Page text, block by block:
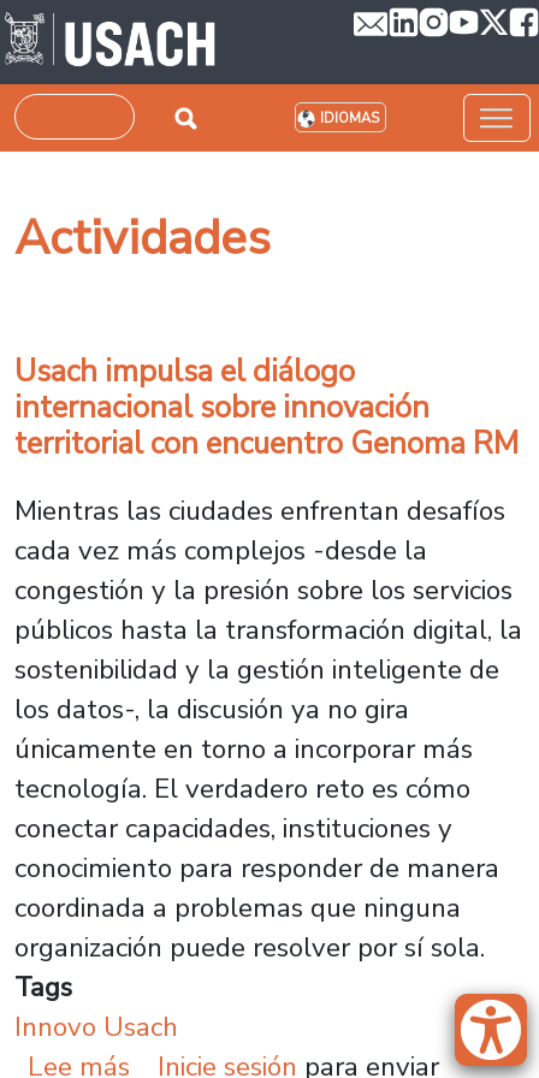
Pasar al contenido principal
Buscar IDIOMAS
Actividades
Usach impulsa el diálogo
internacional sobre innovación
territorial con encuentro Genoma RM
Mientras las ciudades enfrentan desafíos
cada vez más complejos -desde la
congestión y la presión sobre los servicios
públicos hasta la transformación digital, la
sostenibilidad y la gestión inteligente de
los datos-, la discusión ya no gira
únicamente en torno a incorporar más
tecnología. El verdadero reto es cómo
conectar capacidades, instituciones y
conocimiento para responder de manera
coordinada a problemas que ninguna
organización puede resolver por sí sola.
Tags
Innovo Usach
Lee más sobre Usach impulsa el diálogo
Inicie sesión para enviar